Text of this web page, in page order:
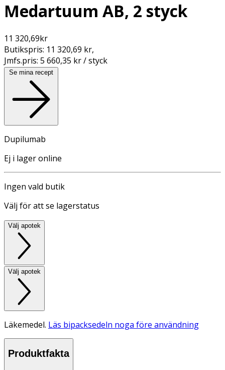
Medartuum AB, 2 styck
11 320,69kr
Butikspris: 11 320,69 kr,
Jmfs.pris: 5 660,35 kr / styck
Se mina recept
Dupilumab
Ej i lager online
Ingen vald butik
Välj för att se lagerstatus
Välj apotek
Välj apotek
Läkemedel. Läs bipacksedeln noga före användning
Produktfakta